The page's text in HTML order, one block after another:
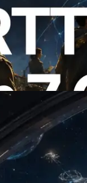
Slot
7 régions